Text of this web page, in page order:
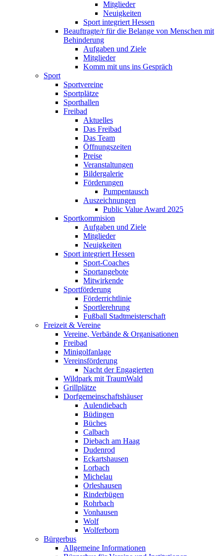
Mitglieder
Neuigkeiten
Sport integriert Hessen
Beauftragte/r für die Belange von Menschen mit
Behinderung
Aufgaben und Ziele
Mitglieder
Komm mit uns ins Gespräch
Sport
Sportvereine
Sportplätze
Sporthallen
Freibad
Aktuelles
Das Freibad
Das Team
Öffnungszeiten
Preise
Veranstaltungen
Bildergalerie
Förderungen
Pumpentausch
Auszeichnungen
Public Value Award 2025
Sportkommision
Aufgaben und Ziele
Mitglieder
Neuigkeiten
Sport integriert Hessen
Sport-Coaches
Sportangebote
Mitwirkende
Sportförderung
Förderrichtlinie
Sportlerehrung
Fußball Stadtmeisterschaft
Freizeit & Vereine
Vereine, Verbände & Organisationen
Freibad
Minigolfanlage
Vereinsförderung
Nacht der Engagierten
Wildpark mit TraumWald
Grillplätze
Dorfgemeinschaftshäuser
Aulendiebach
Büdingen
Büches
Calbach
Diebach am Haag
Dudenrod
Eckartshausen
Lorbach
Michelau
Orleshausen
Rinderbügen
Rohrbach
Vonhausen
Wolf
Wolferborn
Bürgerbus
Allgemeine Informationen